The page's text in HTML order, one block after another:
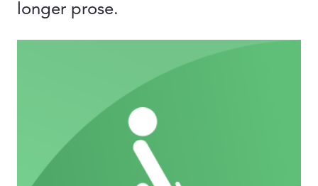
longer prose.